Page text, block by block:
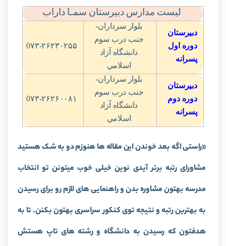
لیست مدارس دبیرستان سمـا داراب
دبیرستان
دوره اول
پسرانه
بلوار سرداران-
جنب درب سوم
دانشگاه آزاد
اسلامي
0۷۳-۲۶۲۳۰۲۵۵
دبیرستان
دوره دوم
پسرانه
بلوار سرداران-
جنب درب سوم
دانشگاه آزاد
اسلامي
0۷۳-۲۶۲۶۰۰۸۱
«راستی اگه بعد خوندن این مقاله ها هنوزم دو به شک هستید
مشاورای رتبه برتر آیدی نوین خیلی خوب میتونن تو انتخاب
مدرسه بهتون مشاوره بدن و راهنمایی های لازم رو برای رسیدن
به بهترین رتبه و نتیجه توی کنکور سراسری بهتون بکنن. تا به
هدفتون که رسیدن به دانشگاه و رشته های تاپ هستش